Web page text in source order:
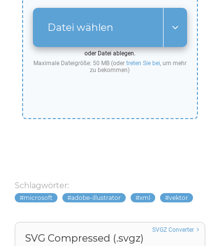
Datei wählen
oder Datei ablegen.
Maximale Dateigröße: 50 MB (oder treten Sie bei, um mehr
zu bekommen)
Schlagwörter:
microsoft adobe-illustrator xml vektor
SVG Compressed (.svgz)
SVGZ Converter